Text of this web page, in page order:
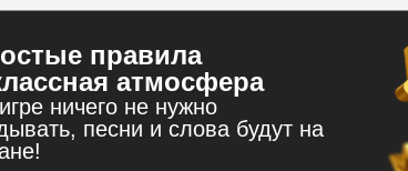
правила
атмосфера
ничего не нужно
песни и слова будут на